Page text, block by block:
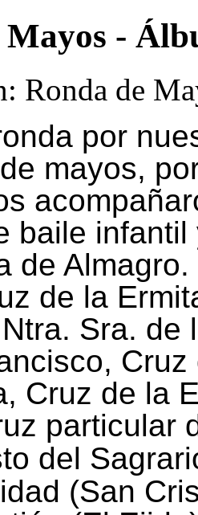
Mayos -
Ronda de
por
mayos,
baile
de
de la
Sra. de
Cruz de la
particular
del
(San